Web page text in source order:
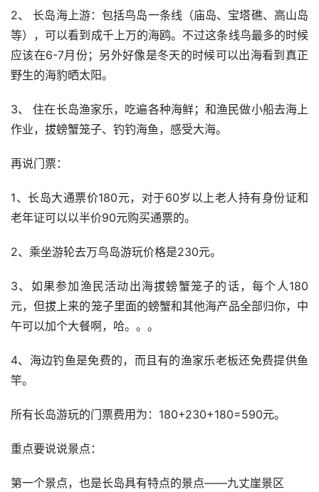
2、 长岛海上游：包括鸟岛一条线（庙岛、宝塔礁、高山岛
等），可以看到成千上万的海鸥。不过这条线鸟最多的时候
应该在6-7月份；另外好像是冬天的时候可以出海看到真正
野生的海豹晒太阳。
3、 住在长岛渔家乐，吃遍各种海鲜；和渔民做小船去海上
作业，拔螃蟹笼子、钓钓海鱼，感受大海。
再说门票：
1、长岛大通票价180元，对于60岁以上老人持有身份证和
老年证可以以半价90元购买通票的。
2、乘坐游轮去万鸟岛游玩价格是230元。
3、如果参加渔民活动出海拔螃蟹笼子的话，每个人180
元，但拔上来的笼子里面的螃蟹和其他海产品全部归你，中
午可以加个大餐啊，哈。。。
4、海边钓鱼是免费的，而且有的渔家乐老板还免费提供鱼
竿。
所有长岛游玩的门票费用为：180+230+180=590元。
重点要说说景点：
第一个景点，也是长岛具有特点的景点——九丈崖景区